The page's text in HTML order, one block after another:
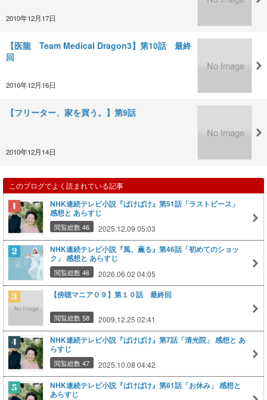
2010年12月17日
【医龍 Team Medical Dragon3】第10話 最終
回
2010年12月16日
【フリーター、家を買う。】第9話
2010年12月14日
このブログでよく読まれている記事
NHK連続テレビ小説『ばけばけ』第51話「ラストピース」
感想と あらすじ
閲覧総数 46 2025.12.09 05:03
NHK連続テレビ小説『風、薫る』第46話「初めてのショッ
ク」 感想と あらすじ
閲覧総数 46 2026.06.02 04:05
【傍聴マニア０９】第１０話 最終回
閲覧総数 58 2009.12.25 02:41
NHK連続テレビ小説『ばけばけ』第7話「清光院」 感想と あ
らすじ
閲覧総数 47 2025.10.08 04:42
NHK連続テレビ小説『ばけばけ』第61話「お休み」 感想と
あらすじ